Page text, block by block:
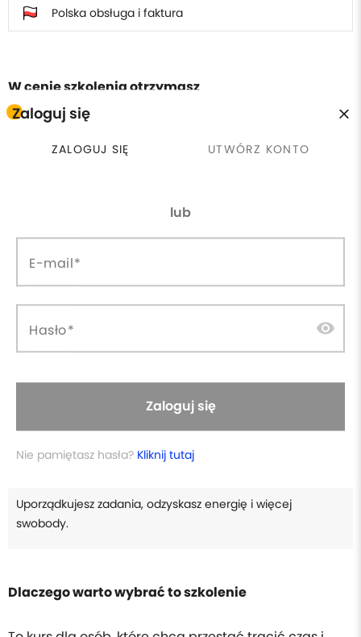
Zaloguj się
ZALOGUJ SIĘ UTWÓRZ KONTO
lub
E-mail
Hasło visibility
Zaloguj się
Nie pamiętasz hasła? Kliknij tutaj
Polska obsługa i faktura
W cenie szkolenia otrzymasz
chcesz
czasie.
priorytety.
Uporządkujesz zadania, odzyskasz energię i więcej
swobody.
Dlaczego warto wybrać to szkolenie